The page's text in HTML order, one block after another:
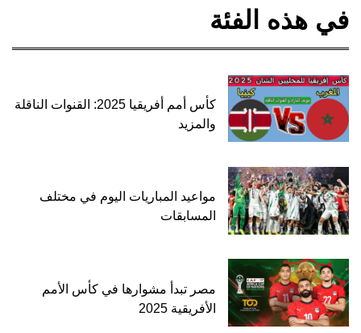
في هذه الفئة
كأس أمم أفريقيا 2025: القنوات الناقلة
والمزيد
مواعيد المباريات اليوم في مختلف
المسابقات
مصر تبدأ مشوارها في كأس الأمم
الأفريقية 2025